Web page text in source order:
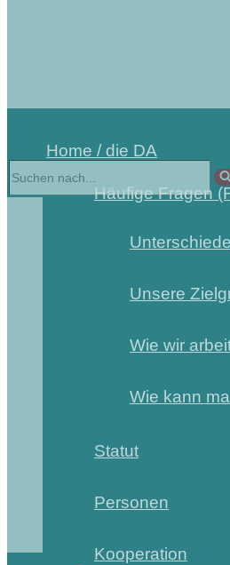
Home / die DA
Häufige Fragen
Unterschiede
Unsere
Wie wir
Wie kann
Statut
Personen
Kooperation